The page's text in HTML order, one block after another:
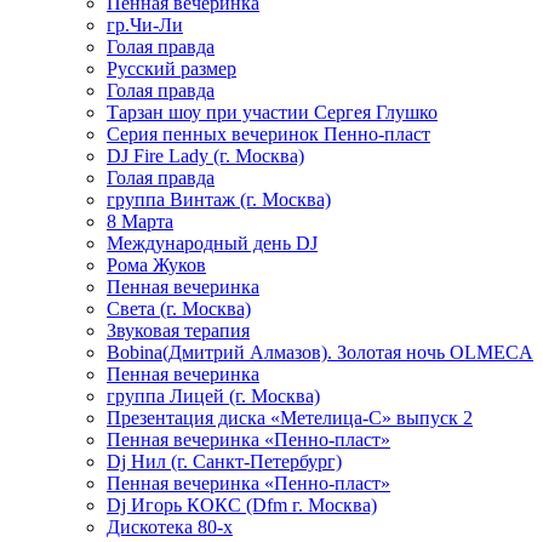
гр.Чи-Ли
Голая правда
Русский размер
Голая правда
Тарзан шоу при участии Сергея Глушко
Серия пенных вечеринок Пенно-пласт
DJ Fire Lady (г. Москва)
Голая правда
группа Винтаж (г. Москва)
8 Марта
Международный день DJ
Рома Жуков
Пенная вечеринка
Света (г. Москва)
Звуковая терапия
Bobina(Дмитрий Алмазов). Золотая ночь OLMECA
Пенная вечеринка
группа Лицей (г. Москва)
Презентация диска «Метелица-С» выпуск 2
Пенная вечеринка «Пенно-пласт»
Dj Нил (г. Санкт-Петербург)
Пенная вечеринка «Пенно-пласт»
Dj Игорь КОКС (Dfm г. Москва)
Дискотека 80-х